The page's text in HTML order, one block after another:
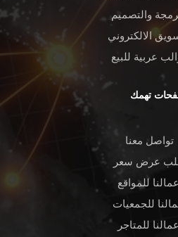
والتصميم
الالكتروني
عربية للبيع
تهمك
تواصل معنا
عرض سعر
للمواقع
للجمعيات
للمتاجر